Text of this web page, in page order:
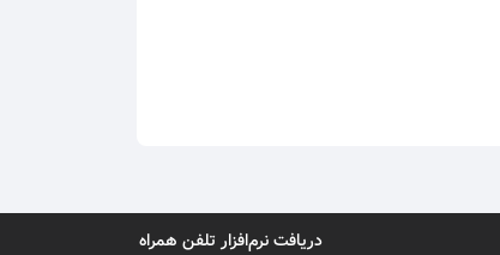
دریافت نرم‌افزار تلفن همراه